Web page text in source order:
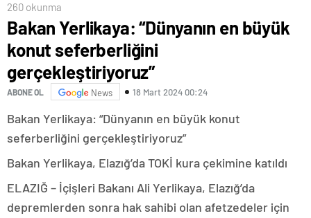
260 okunma
Bakan Yerlikaya: “Dünyanın en büyük
konut seferberliğini
gerçekleştiriyoruz”
ABONE OL News 18 Mart 2024 00:24
Bakan Yerlikaya: “Dünyanın en büyük konut
seferberliğini gerçekleştiriyoruz”
Bakan Yerlikaya, Elazığ’da TOKİ kura çekimine katıldı
ELAZIĞ – İçişleri Bakanı Ali Yerlikaya, Elazığ’da
depremlerden sonra hak sahibi olan afetzedeler için